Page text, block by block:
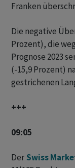
Franken
Die negative
Prozent), die
Prognose 2023
(-15,9 Prozent)
gestrichenen
+++
09:05
Der Swiss